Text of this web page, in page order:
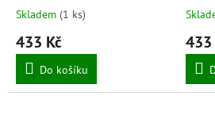
GIESSER
Skladem (1 ks)
433 Kč
Do košíku
433